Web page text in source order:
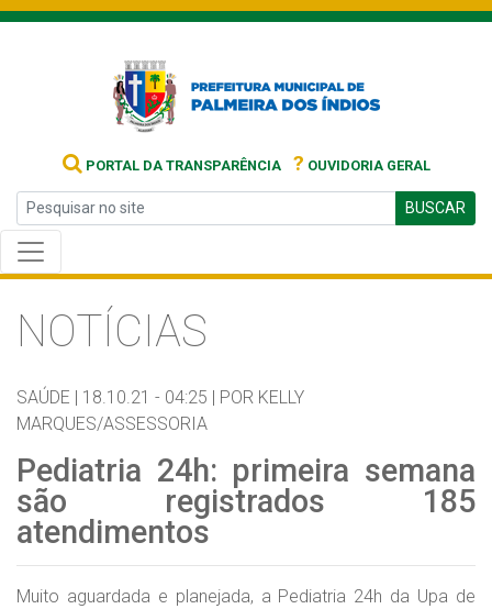
PORTAL DA TRANSPARÊNCIA ? OUVIDORIA GERAL
BUSCAR
NOTÍCIAS
SAÚDE | 18.10.21 - 04:25 | POR KELLY
MARQUES/ASSESSORIA
Pediatria 24h: primeira semana
são registrados 185
atendimentos
Muito aguardada e planejada, a Pediatria 24h da Upa de